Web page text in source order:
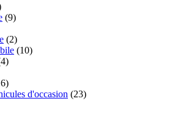
(9)
(2)
(10)
d'occasion (23)